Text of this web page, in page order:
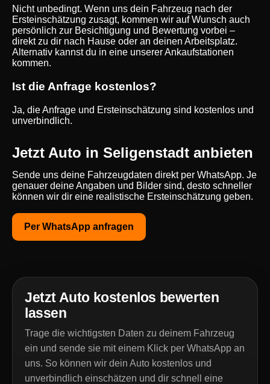
Nicht unbedingt. Wenn uns dein Fahrzeug nach der
Ersteinschätzung zusagt, kommen wir auf Wunsch auch
persönlich zur Besichtigung und Bewertung vorbei –
direkt zu dir nach Hause oder an deinen Arbeitsplatz.
Alternativ kannst du in eine unserer Ankaufstationen
kommen.
Ist die Anfrage kostenlos?
Ja, die Anfrage und Ersteinschätzung sind kostenlos und
unverbindlich.
Jetzt Auto in Seligenstadt anbieten
Sende uns deine Fahrzeugdaten direkt per WhatsApp. Je
genauer deine Angaben und Bilder sind, desto schneller
können wir dir eine realistische Ersteinschätzung geben.
Per WhatsApp anfragen
Jetzt Auto kostenlos bewerten
lassen
Trage die wichtigsten Daten zu deinem Fahrzeug
ein und sende sie mit einem Klick per WhatsApp an
uns. So können wir dein Auto kostenlos und
unverbindlich einschätzen und dir schnell eine